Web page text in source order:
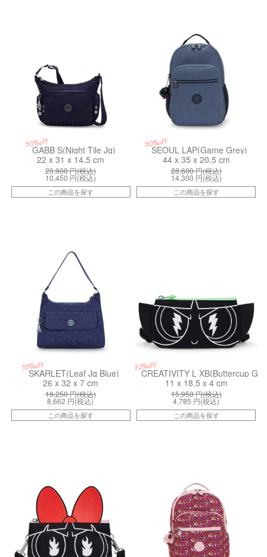
50%off
GABB S(Night Tile Jq)
22 x 31 x 14.5 cm
20,900円(税込)
10,450 円(税込)
この商品を探す
50%off
SEOUL LAP(Game Grey)
44 x 35 x 20.5 cm
28,600円(税込)
14,300 円(税込)
この商品を探す
55%off
SKARLET(Leaf Jq Blue)
26 x 32 x 7 cm
19,250円(税込)
8,662 円(税込)
この商品を探す
70%off
CREATIVITY L XB(Buttercup
11 x 18.5 x 4 cm
15,950円(税込)
4,785 円(税込)
この商品を探す